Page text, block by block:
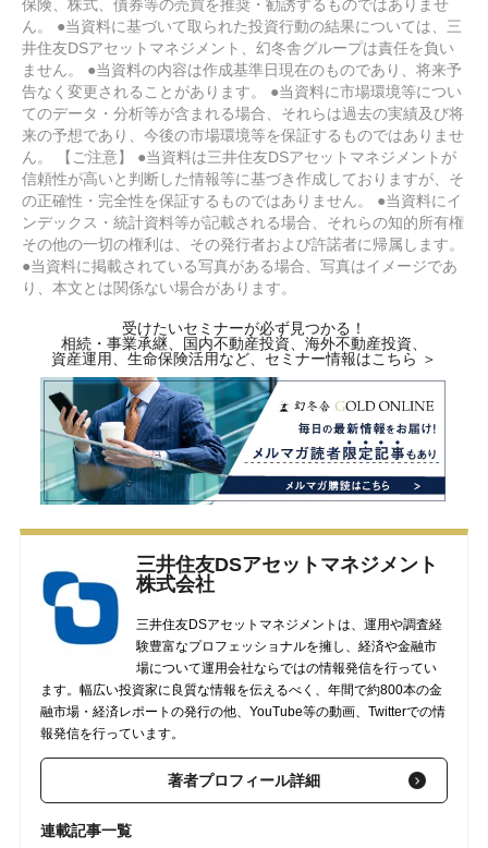
保険、株式、債券等の売買を推奨・勧誘するものではありませ
ん。 ●当資料に基づいて取られた投資行動の結果については、三
井住友DSアセットマネジメント、幻冬舎グループは責任を負い
ません。 ●当資料の内容は作成基準日現在のものであり、将来予
告なく変更されることがあります。 ●当資料に市場環境等につい
てのデータ・分析等が含まれる場合、それらは過去の実績及び将
来の予想であり、今後の市場環境等を保証するものではありませ
ん。 【ご注意】 ●当資料は三井住友DSアセットマネジメントが
信頼性が高いと判断した情報等に基づき作成しておりますが、そ
の正確性・完全性を保証するものではありません。 ●当資料にイ
ンデックス・統計資料等が記載される場合、それらの知的所有権
その他の一切の権利は、その発行者および許諾者に帰属します。
●当資料に掲載されている写真がある場合、写真はイメージであ
り、本文とは関係ない場合があります。
受けたいセミナーが必ず見つかる！
相続・事業承継、国内不動産投資、海外不動産投資、
資産運用、生命保険活用など、セミナー情報はこちら ＞
三井住友DSアセットマネジメント
株式会社
三井住友DSアセットマネジメントは、運用や調査経
験豊富なプロフェッショナルを擁し、経済や金融市
場について運用会社ならではの情報発信を行ってい
ます。幅広い投資家に良質な情報を伝えるべく、年間で約800本の金
融市場・経済レポートの発行の他、YouTube等の動画、Twitterでの情
報発信を行っています。
著者プロフィール詳細
連載記事一覧